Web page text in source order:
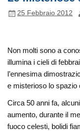
25 Febbraio 2012
Non molti sono a
illumina i cieli di
l’ennesima
e misterioso lo spazio
Circa 50 anni fa,
aumento, durante il
fuoco celesti, bolidi